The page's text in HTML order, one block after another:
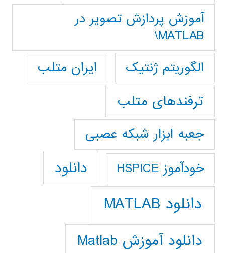
آموزش پردازش تصوير در
MATLAB\
الگوریتم ژنتیک
ایران متلب
ترفندهای متلب
جعبه ابزار شبکه عصبی
خودآموز HSPICE دانلود
دانلود MATLAB
دانلود آموزش Matlab